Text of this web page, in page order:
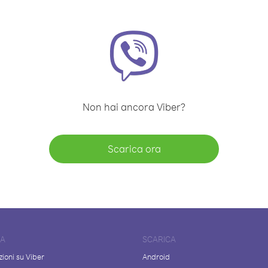
Non hai ancora Viber?
Scarica ora
su Viber
SCARICA
Android